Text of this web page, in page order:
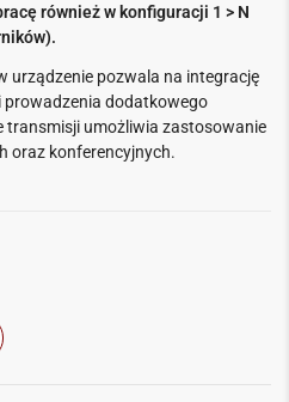
również w konfiguracji 1 > N
urządzenie pozwala na integrację
prowadzenia dodatkowego
transmisji umożliwia zastosowanie
oraz konferencyjnych.